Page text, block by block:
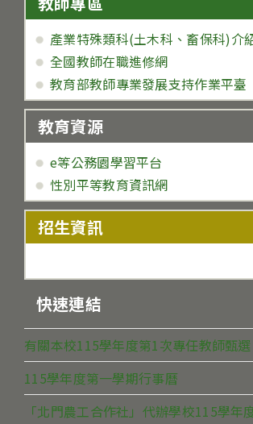
產業特殊類科(土木科、畜保科)介
全國教師在職進修網
教育部教師專業發展支持作業平臺
教育資源
e等公務園學習平台
性別平等教育資訊網
招生資訊
快速連結
有關本校115學年度第1次專任教師甄
115學年度第一學期行事曆
「北門農工合作社」代辦學校115學